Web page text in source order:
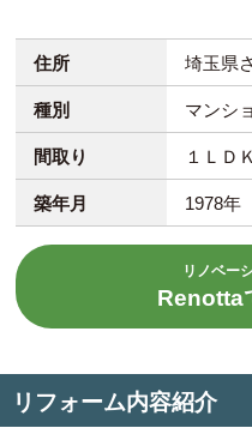
住所 埼玉県
種別 マンシ
間取り １ＬＤＫ
築年月 1978年
リノベー
Renotta
リフォーム内容紹介